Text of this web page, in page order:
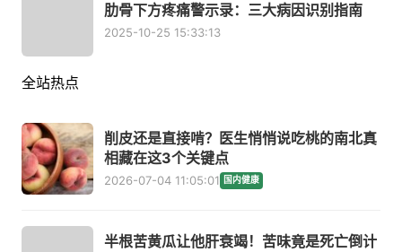
肋骨下方疼痛警示录：三大病因识别指南
2025-10-25 15:33:13
全站热点
削皮还是直接啃？医生悄悄说吃桃的南北真
相藏在这3个关键点
2026-07-04 11:05:01 国内健康
半根苦黄瓜让他肝衰竭！苦味竟是死亡倒计